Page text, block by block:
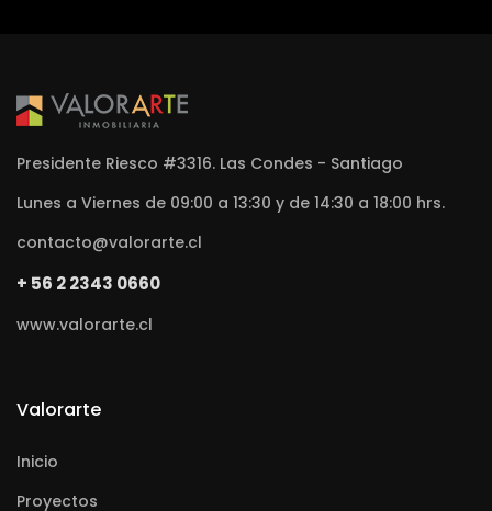
Presidente Riesco #3316. Las Condes - Santiago
Lunes a Viernes de 09:00 a 13:30 y de 14:30 a 18:00 hrs.
contacto@valorarte.cl
+ 56 2 2343 0660
www.valorarte.cl
Valorarte
Inicio
Proyectos